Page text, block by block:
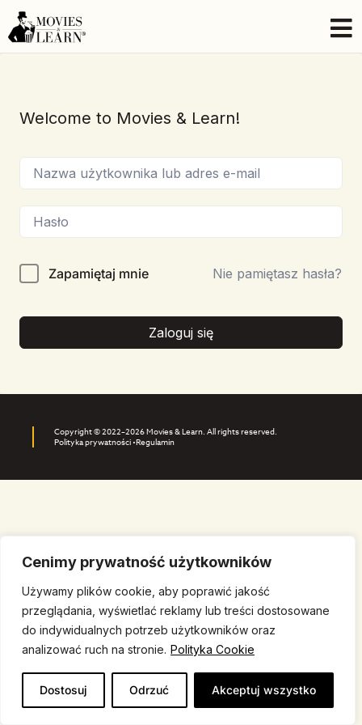
Cenimy prywatność użytkowników
Używamy plików cookie, aby poprawić jakość
przeglądania, wyświetlać reklamy lub treści dostosowane
do indywidualnych potrzeb użytkowników oraz
analizować ruch na stronie. Polityka Cookie
Dostosuj Odrzuć Akceptuj wszystko
Welcome to Movies & Learn!
Zapamiętaj mnie Nie pamiętasz hasła?
Zaloguj się
Copyright © 2022–2026 Movies & Learn. All rights reserved.
Polityka prywatności •Regulamin